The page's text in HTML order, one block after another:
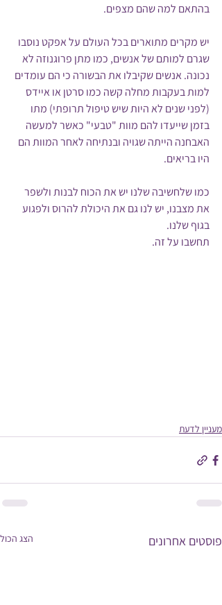
בהתאם למה שהם מצפים.
יש מקרים מתוארים בכל העולם על אפקט נוסבו
שגרם למותם של אנשים, כמו מתן פרוגנוזה לא
נכונה. אנשים שקיבלו את הבשורה כי הם עומדים
למות בעקבות מחלה קשה כמו סרטן או איידס
(לפני שנים לא היות שיש טיפול תרופתי) מתו
בזמן שייעדו להם מוות "טבעי" כאשר למעשה
האבחנה הייתה שגויה ובנתיחה לאחר המוות הם
היו בריאים.
כמו שלחשיבה שלנו יש את הכוח לבנות ולשפר
את מצבנו, יש לנו גם את היכולת להרוס ולפגוע
בגוף שלנו.
תחשבו על זה.
מעניין לדעת
פוסטים אחרונים הצג הכול